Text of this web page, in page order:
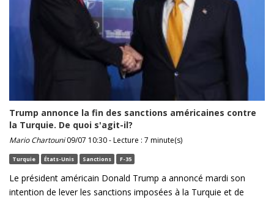
Trump annonce la fin des sanctions américaines contre
la Turquie. De quoi s'agit-il?
Mario Chartouni09/07 10:30 - Lecture : 7 minute(s)
Turquie États-Unis Sanctions F-35
Le président américain Donald Trump a annoncé mardi son
intention de lever les sanctions imposées à la Turquie et de